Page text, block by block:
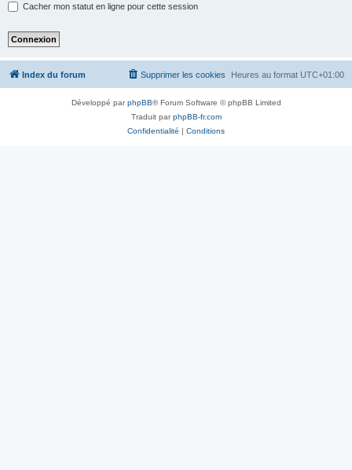
Cacher mon statut en ligne pour cette session
Index du forum Heures au format UTC+01:00
Supprimer les cookies
Développé parphpBB® Forum Software © phpBB Limited
Traduit parphpBB-fr.com
Confidentialité | Conditions